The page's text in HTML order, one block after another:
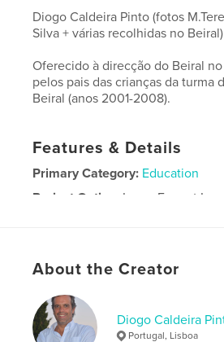
Diogo Caldeira Pinto (fotos
Silva + várias recolhidas no
Oferecido à direcção do Beiral
pelos pais das crianças da turma
Beiral (anos 2001-2008).
Features & Details
Primary Category: Education
Project Option: Large Format
About the Creator
Diogo Caldeira
Portugal, Lisboa